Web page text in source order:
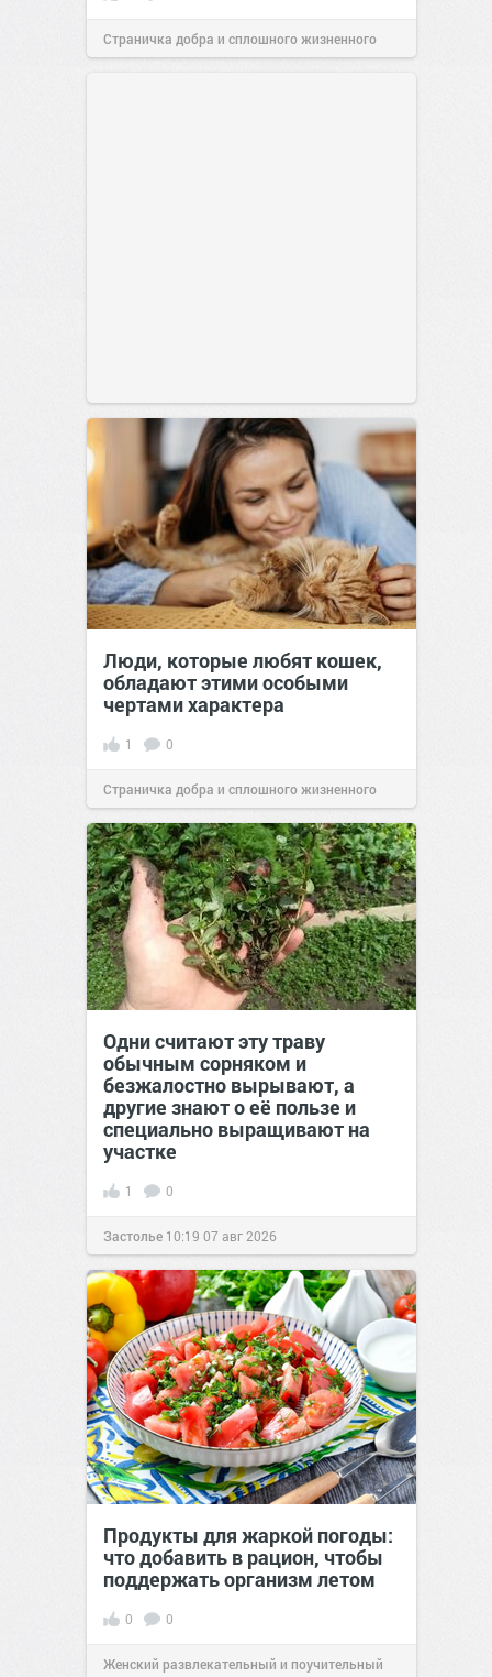
Страничка добра и сплошного жизненного
Люди, которые любят кошек,
обладают этими особыми
чертами характера
1 0
Страничка добра и сплошного жизненного
позитива!10:3807 авг 2026
Одни считают эту траву
обычным сорняком и
безжалостно вырывают, а
другие знают о её пользе и
специально выращивают на
участке
1 0
Застолье 10:19 07 авг 2026
Продукты для жаркой погоды:
что добавить в рацион, чтобы
поддержать организм летом
0 0
Женский развлекательный и поучительный